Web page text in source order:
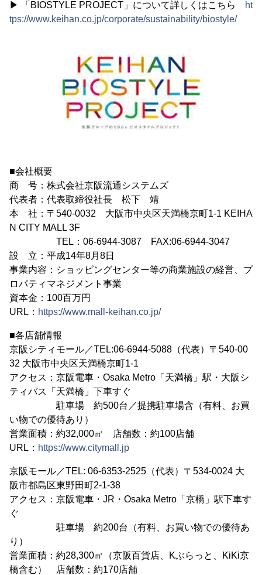
▶ 「BIOSTYLE PROJECT」について詳しくはこちら
ht
tps://www.keihan.co.jp/corporate/sustainability/biostyle/
■会社概要
商 号：株式会社京阪流通システムズ
代表者：代表取締役社長 松下 靖
本 社：〒540-0032 大阪市中央区天満橋京町1-1 KEIHA
N CITY MALL 3F
TEL：06-6944-3087 FAX:06-6944-3047
設 立：平成14年8月8日
事業内容：ショッピングセンター等の商業施設の経営、プ
ロパティマネジメント事業
資本金：100百万円
URL： https://www.mall-keihan.co.jp/
■各店舗情報
京阪シティモール／TEL:06-6944-5088（代表）〒540-00
32 大阪市中央区天満橋京町1-1
アクセス：京阪電車・Osaka Metro「天満橋」駅・大阪シ
ティバス「天満橋」下車すぐ
駐車場 約500台／提携駐車場含（有料、お買
い物での優待あり）
営業面積：約32,000㎡ 店舗数：約100店舗
URL： https://www.citymall.jp
京阪モール／TEL: 06-6353-2525（代表）〒534-0024 大
阪市都島区東野田町2-1-38
アクセス：京阪電車・JR・Osaka Metro「京橋」駅下車す
ぐ
駐車場 約200台（有料、お買い物での優待あ
り）
営業面積：約28,300㎡（京阪百貨店、Kぶらっと、KiKi京
橋含む） 店舗数：約170店舗